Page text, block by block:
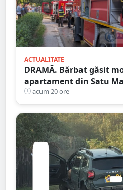
ACTUALITATE
DRAMĂ. Bărbat găsit
apartament din Satu
spart ușa
acum 20 ore